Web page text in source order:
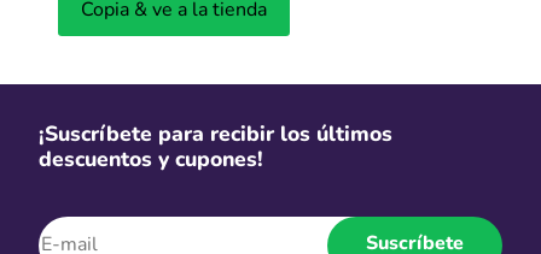
Copia & ve a la tienda
¡Suscríbete para recibir los últimos
descuentos y cupones!
Suscríbete